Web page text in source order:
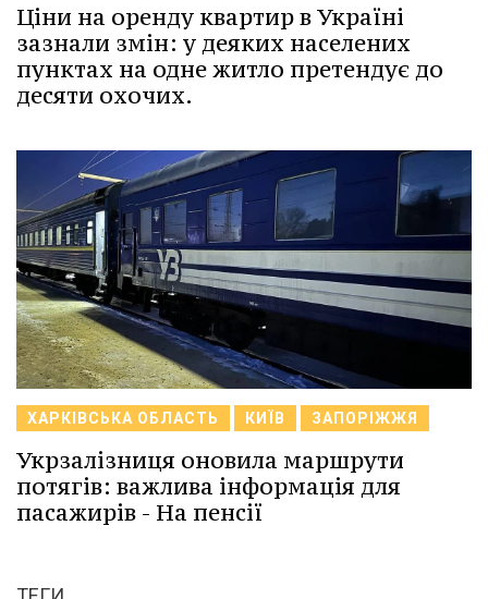
Ціни на оренду квартир в Україні
зазнали змін: у деяких населених
пунктах на одне житло претендує до
десяти охочих.
ХАРКІВСЬКА ОБЛАСТЬ КИЇВ ЗАПОРІЖЖЯ
Укрзалізниця оновила маршрути
потягів: важлива інформація для
пасажирів - На пенсії